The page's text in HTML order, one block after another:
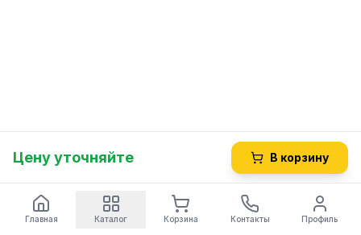
Цену уточняйте В корзину
Главная Каталог Корзина Контакты Профиль